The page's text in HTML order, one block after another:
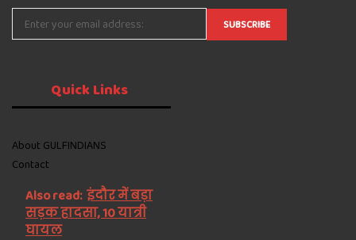
QuickLinks
About GULFINDIANS
Contact
Also read: इंदौर में बड़ा
सड़क हादसा, 10 यात्री
घायल